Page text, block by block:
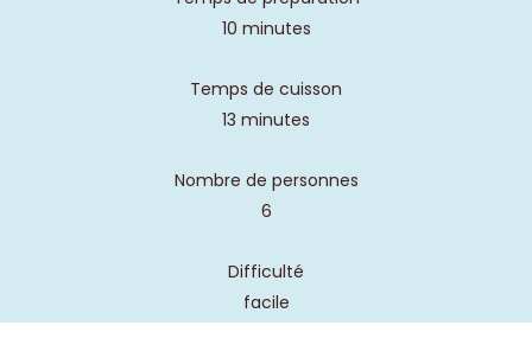
10 minutes
Temps de cuisson
13 minutes
Nombre de personnes
6
Difficulté
facile